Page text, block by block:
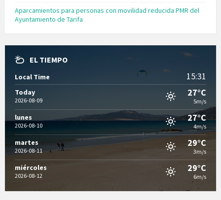
Aparcamientos para personas con movilidad reducida PMR del
Ayuntamiento de Tarifa
EL TIEMPO
Local Time 15:31
Today
2026-08-09
27°C
5m/s
lunes
2026-08-10
27°C
4m/s
martes
2026-08-11
29°C
3m/s
miércoles
2026-08-12
29°C
6m/s